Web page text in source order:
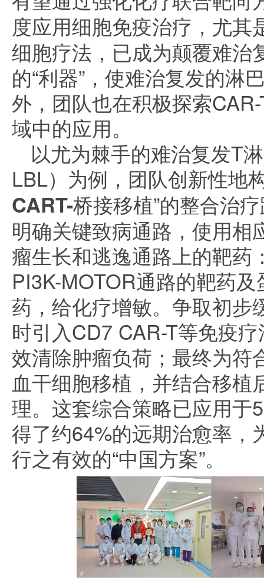
度应用细胞免疫治疗 ，尤
细胞疗法，已成为颠覆难治
的“利器”，使难治复发的淋
外，团队也在积极探索
域中的应用。
以尤为棘手的难治复发T
LBL）为例，团队创新性地
CART-桥接移植”的整合治
明确关键致病通路，使用相
瘤生长和逃逸通路上的靶药
PI3K-MOTOR通路的靶药
药，给化疗增敏。争取初步
时引入CD7 CAR-T等免疫
效清除肿瘤负荷；最终为符
血干细胞移植，并结合移
理。这套综合策略已应用于
得了约64%的远期治愈率，
行之有效的“中国方案”。